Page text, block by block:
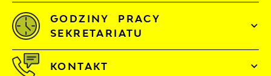
GODZINY PRACY
SEKRETARIATU
KONTAKT